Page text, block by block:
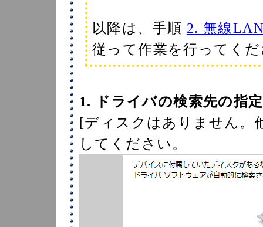
以降は、手順 2. 無線
従って作業を行ってく
1. ドライバの検索先の指定
[ディスクはありません。
してください。